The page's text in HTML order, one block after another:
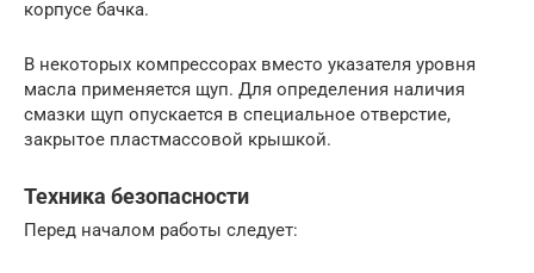
корпусе бачка.
В некоторых компрессорах вместо указателя уровня
масла применяется щуп. Для определения наличия
смазки щуп опускается в специальное отверстие,
закрытое пластмассовой крышкой.
Техника безопасности
Перед началом работы следует: